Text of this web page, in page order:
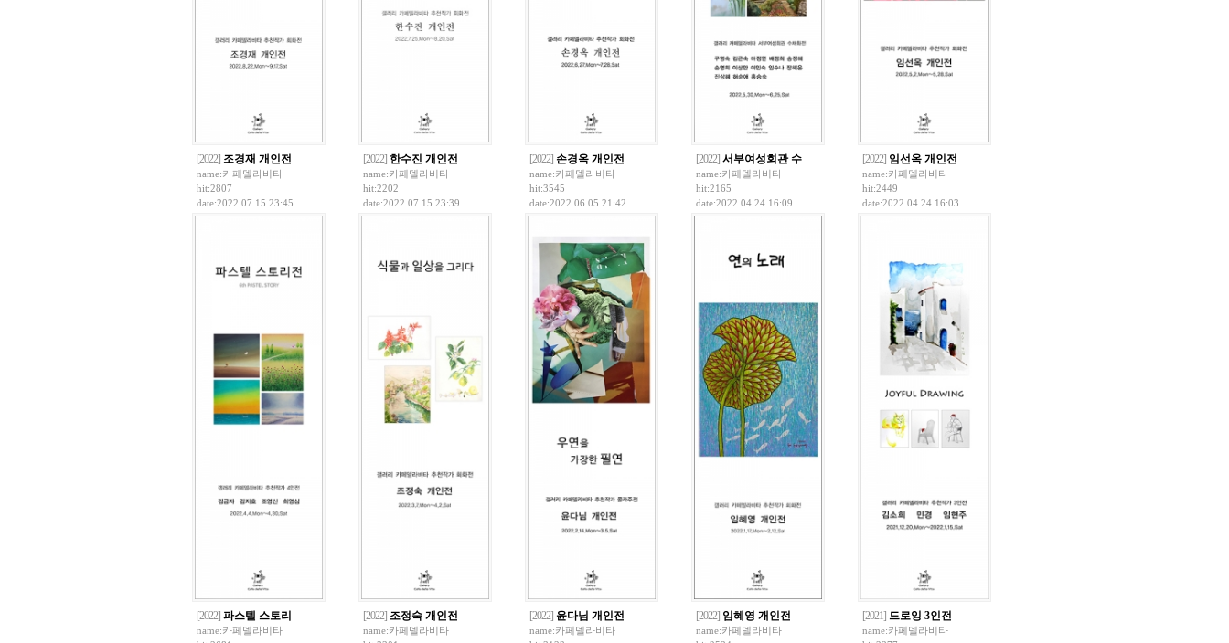
[2022] 조경재 개인전
name:카페델라비타
hit:2807
date:2022.07.15 23:45
[2022] 한수진 개인전
name:카페델라비타
hit:2202
date:2022.07.15 23:39
[2022] 손경옥 개인전
name:카페델라비타
hit:3545
date:2022.06.05 21:42
[2022] 서부여성회관 수
name:카페델라비타
hit:2165
date:2022.04.24 16:09
[2022] 임선옥 개인전
name:카페델라비타
hit:2449
date:2022.04.24 16:03
[2022] 파스텔 스토리
name:카페델라비타
[2022] 조정숙 개인전
name:카페델라비타
[2022] 윤다님 개인전
name:카페델라비타
[2022] 임혜영 개인전
name:카페델라비타
[2021] 드로잉 3인전
name:카페델라비타